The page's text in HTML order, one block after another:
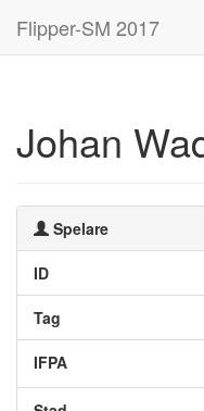
Flipper-SM 2017
Johan
Spelare
ID
Tag
IFPA